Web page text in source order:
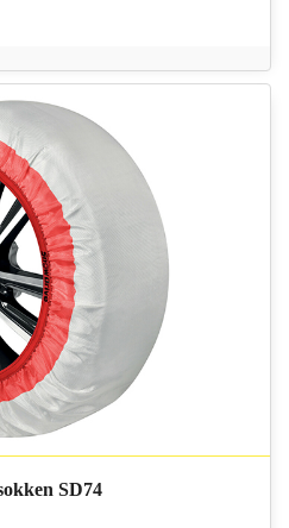
SD74